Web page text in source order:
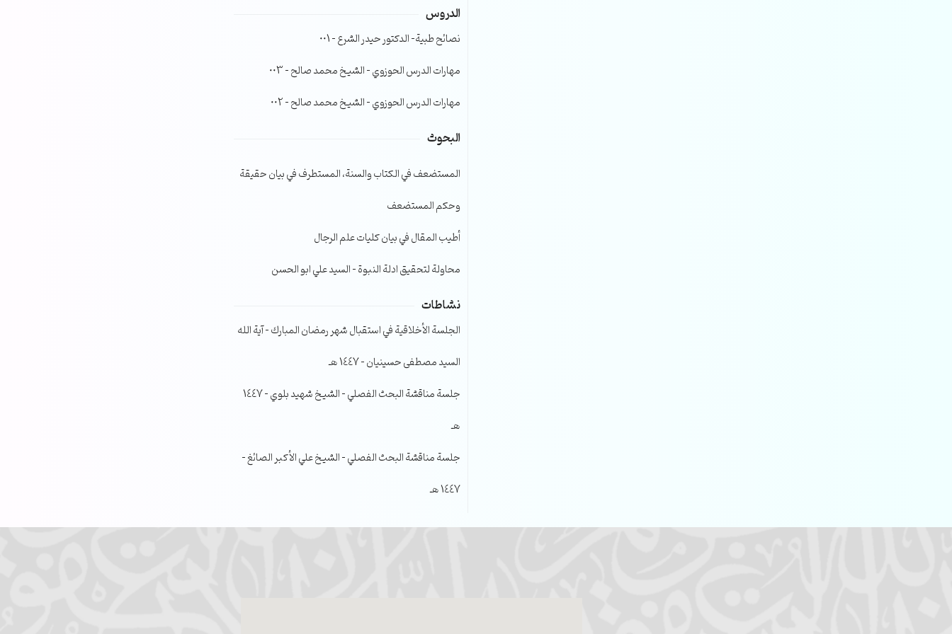
الصوت.الدروس
نصائح طبية- الدكتور حيدر الشرع – 001
مهارات الدرس الحوزوي – الشيخ محمد صالح – 003
مهارات الدرس الحوزوي – الشيخ محمد صالح – 002
البحوث
المستضعف في الكتاب والسنة، المستطرف في بيان حقيقة
وحكم المستضعف
أطيب المقال في بيان كليات علم الرجال
محاولة لتحقيق ادلة النبوة – السيد علي ابو الحسن
نشاطات
الجلسة الأخلاقية في استقبال شهر رمضان المبارك – آية الله
السيد مصطفى حسينيان – 1447 هـ
جلسة مناقشة البحث الفصلي – الشيخ شهيد بلوي – 1447
هـ
جلسة مناقشة البحث الفصلي – الشيخ علي الأكبر الصائغ –
1447 هـ